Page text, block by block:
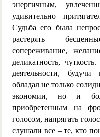
энергичным,
удивительно
Судьба его была
растерять
сопереживание,
деликатность,
деятельности,
обладал не только
экономии, но и
приобретенным на
голосом, напрягать
слушали все – те, кто